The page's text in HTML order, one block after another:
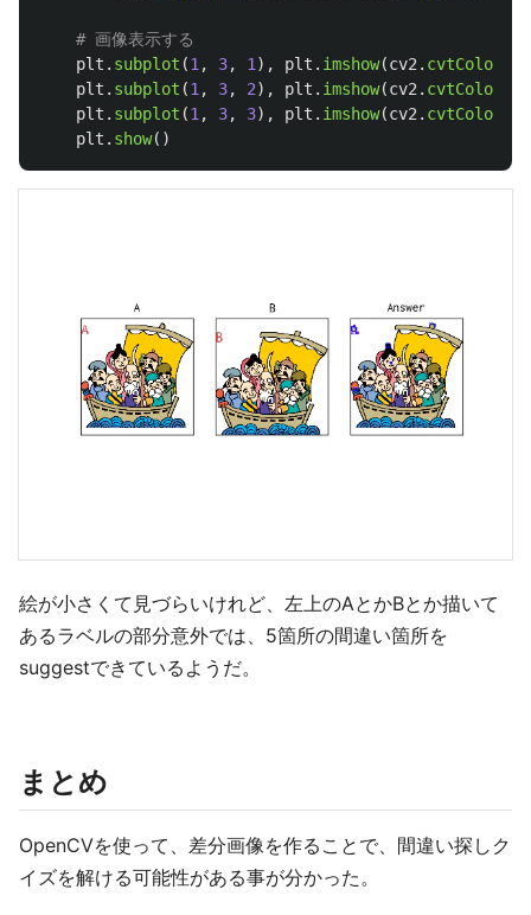
plt . subplot (1 , 3, 1 ), plt . imshow(cv2 . cvtColor
plt . subplot (1 , 3, 2), plt . imshow(cv2 . cvtColor
plt . subplot (1 , 3, 3), plt . imshow(cv2 . cvtColor
plt . show()
絵が小さくて見づらいけれど、左上のAとかBとか描いて
あるラベルの部分意外では、5箇所の間違い箇所を
suggestできているようだ。
まとめ
OpenCVを使って、差分画像を作ることで、間違い探しク
イズを解ける可能性がある事が分かった。